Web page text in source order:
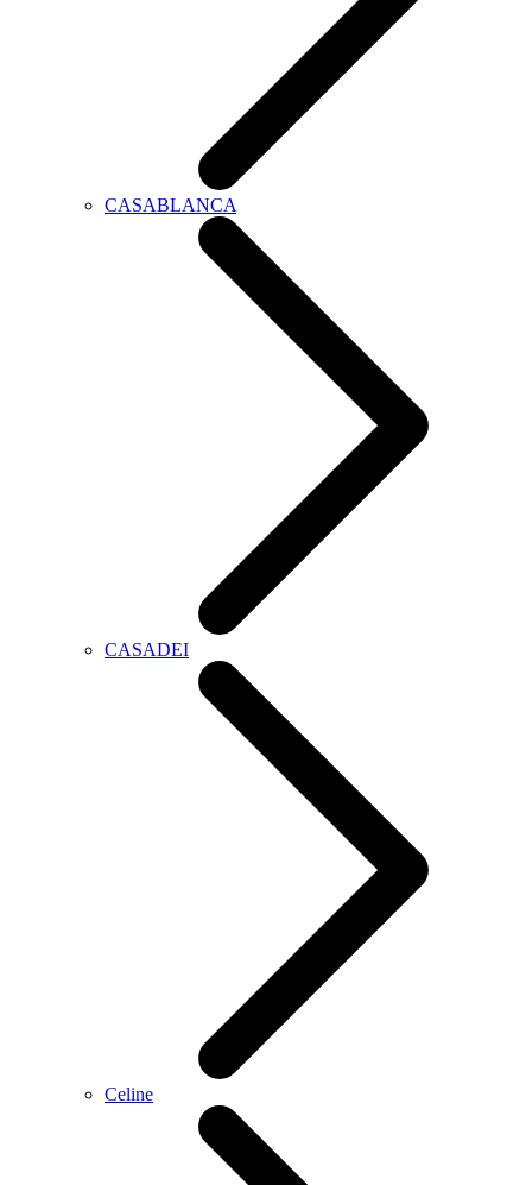
CASABLANCA
CASADEI
Celine